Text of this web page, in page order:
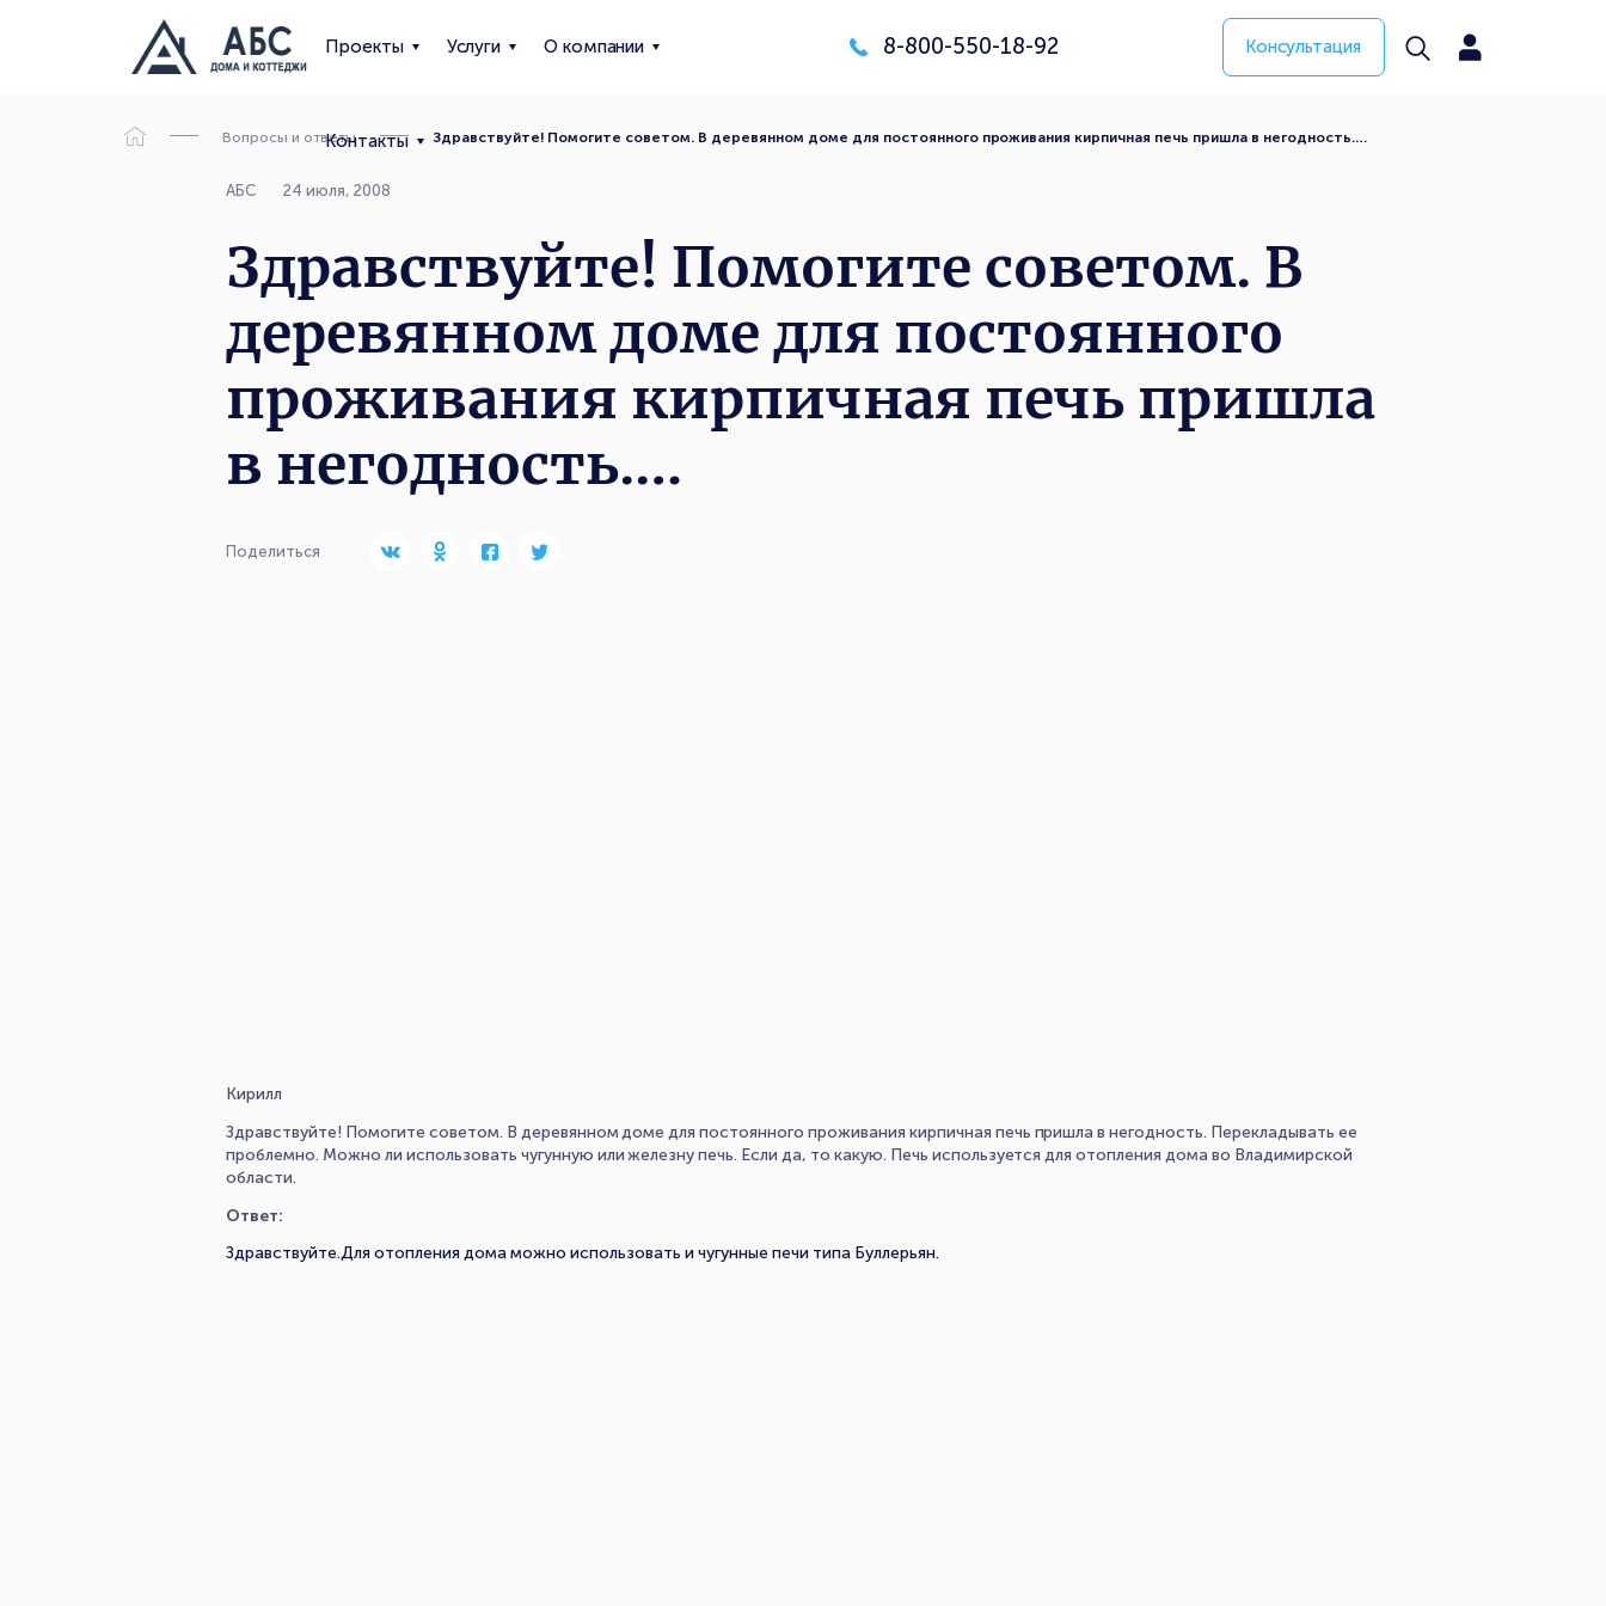
Проекты Услуги О компании
Контакты
8-800-550-18-92 Консультация
Вопросы и ответы Здравствуйте! Помогите советом. В деревянном доме для постоянного проживания кирпичная печь пришла в негодность.…
АБС 24 июля, 2008
Здравствуйте! Помогите советом. В
деревянном доме для постоянного
проживания кирпичная печь пришла
в негодность.…
Поделиться
Кирилл
Здравствуйте! Помогите советом. В деревянном доме для постоянного проживания кирпичная печь пришла в негодность. Перекладывать ее
проблемно. Можно ли использовать чугунную или железну печь. Если да, то какую. Печь используется для отопления дома во Владимирской
области.
Ответ:
Здравствуйте.Для отопления дома можно использовать и чугунные печи типа Буллерьян.